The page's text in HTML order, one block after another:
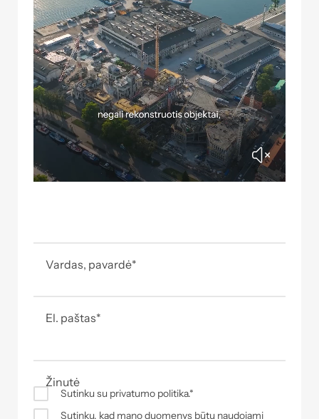
Vardas, pavardė*
El. paštas*
Žinutė
Sutinku su privatumo politika.*
Sutinku, kad mano duomenys būtų naudojami